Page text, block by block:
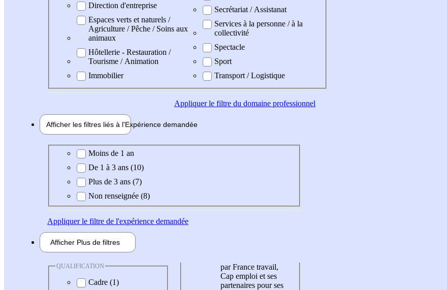
Direction d'entreprise
Espaces verts et naturels /
Agriculture / Pêche / Soins aux
animaux
Hôtellerie - Restauration /
Tourisme / Animation
Immobilier
Secrétariat / Assistanat
Services à la personne / à la
collectivité
Spectacle
Sport
Transport / Logistique
Appliquerle filtre du domaine professionnel
Afficher les filtres liés à l'Expérience demandée
Expérience demandée
Moins de 1 an
De 1 à 3 ans (10)
Plus de 3 ans (7)
Non renseignée (8)
Appliquerle filtre de l'expérience demandée
Afficher Plus de filtres
QUALIFICATION
Cadre (1)
par France travail,
Cap emploi et ses
partenaires pour ses